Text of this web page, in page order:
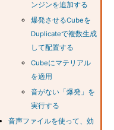
ンジンを追加する
爆発させるCubeを
Duplicateで複数生成
して配置する
Cubeにマテリアル
を適用
音がない「爆発」を
実行する
音声ファイルを使って、効